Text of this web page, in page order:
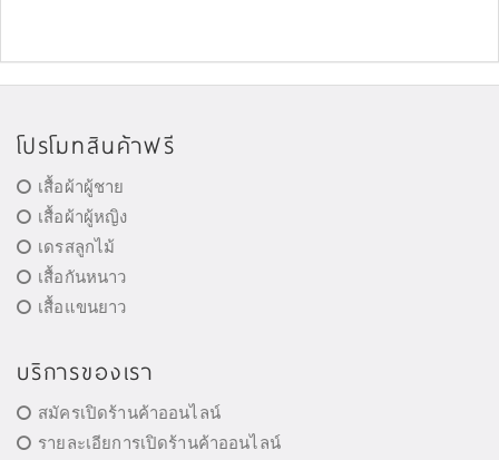
โปรโมทสินค้าฟรี
เสื้อผ้าผู้ชาย
เสื้อผ้าผู้หญิง
เดรสลูกไม้
เสื้อกันหนาว
เสื้อแขนยาว
บริการของเรา
สมัครเปิดร้านค้าออนไลน์
รายละเอียการเปิดร้านค้าออนไลน์